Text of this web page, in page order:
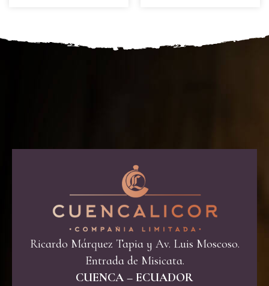
Ricardo Márquez Tapia y Av. Luis Moscoso.
Entrada de Misicata.
CUENCA – ECUADOR